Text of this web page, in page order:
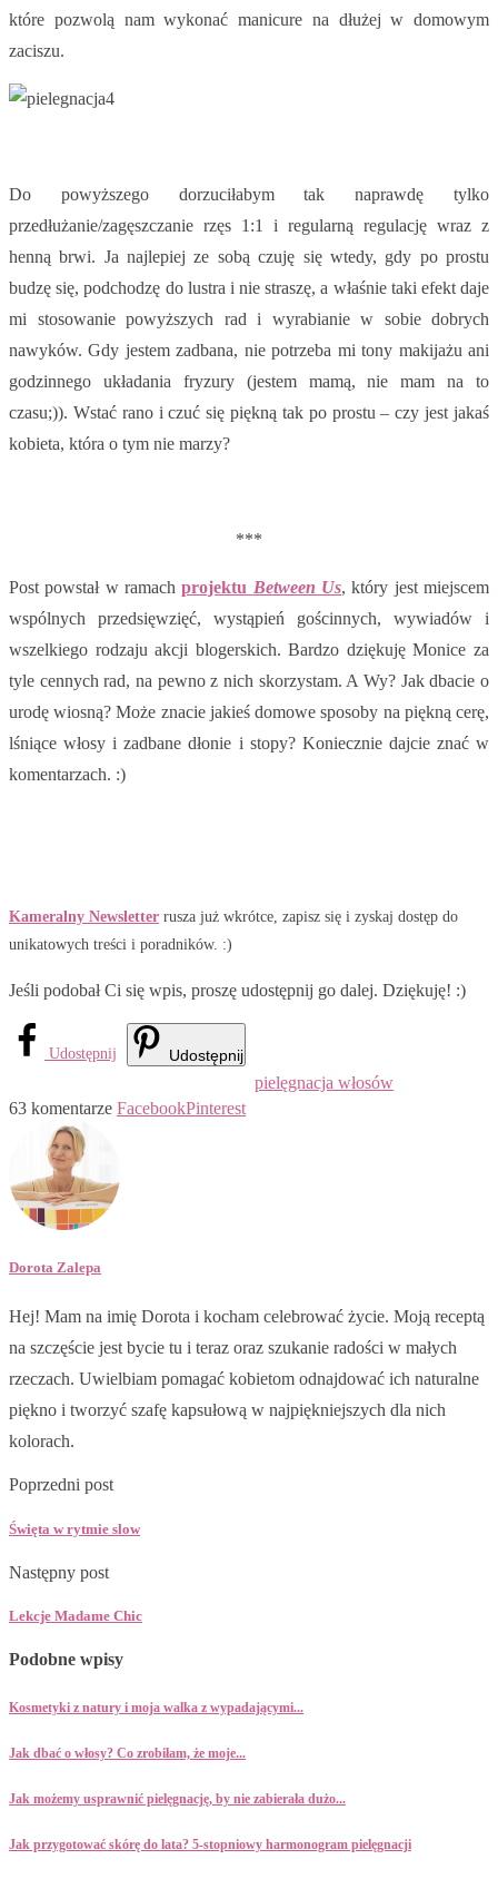
które pozwolą nam wykonać manicure na dłużej w domowym
zaciszu.
Do powyższego dorzuciłabym tak naprawdę tylko
przedłużanie/zagęszczanie rzęs 1:1 i regularną regulację wraz z
henną brwi. Ja najlepiej ze sobą czuję się wtedy, gdy po prostu
budzę się, podchodzę do lustra i nie straszę, a właśnie taki efekt daje
mi stosowanie powyższych rad i wyrabianie w sobie dobrych
nawyków. Gdy jestem zadbana, nie potrzeba mi tony makijażu ani
godzinnego układania fryzury (jestem mamą, nie mam na to
czasu;)). Wstać rano i czuć się piękną tak po prostu – czy jest jakaś
kobieta, która o tym nie marzy?
***
Post powstał w ramachprojektu Between Us, który jest miejscem
wspólnych przedsięwzięć, wystąpień gościnnych, wywiadów i
wszelkiego rodzaju akcji blogerskich. Bardzo dziękuję Monice za
tyle cennych rad, na pewno z nich skorzystam. A Wy? Jak dbacie o
urodę wiosną? Może znacie jakieś domowe sposoby na piękną cerę,
lśniące włosy i zadbane dłonie i stopy? Koniecznie dajcie znać w
komentarzach. :)
Kameralny Newsletter rusza już wkrótce, zapisz się i zyskaj dostęp do
unikatowych treści i poradników. :)
Jeśli podobał Ci się wpis, proszę udostępnij go dalej. Dziękuję! :)
Udostępnij Udostępnij
pielęgnacja włosów
63 komentarze FacebookPinterest
Dorota Zalepa
Hej! Mam na imię Dorota i kocham celebrować życie. Moją receptą
na szczęście jest bycie tu i teraz oraz szukanie radości w małych
rzeczach. Uwielbiam pomagać kobietom odnajdować ich naturalne
piękno i tworzyć szafę kapsułową w najpiękniejszych dla nich
kolorach.
Poprzedni post
Święta w rytmie slow
Następny post
Lekcje Madame Chic
Podobne wpisy
Kosmetyki z natury i moja walka z wypadającymi...
Jak dbać o włosy? Co zrobiłam, że moje...
Jak możemy usprawnić pielęgnację, by nie zabierała dużo...
Jak przygotować skórę do lata? 5-stopniowy harmonogram pielęgnacji